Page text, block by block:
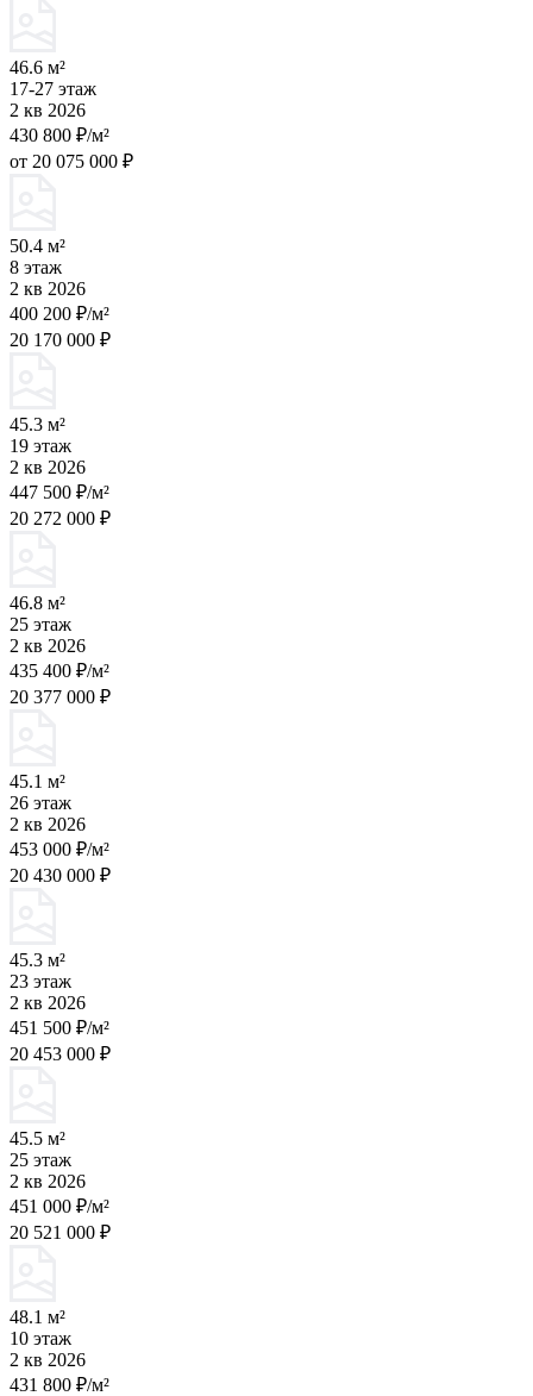
46.6 м²
17-27 этаж
2 кв 2026
430 800 ₽/м²
от 20 075 000 ₽
50.4 м²
8 этаж
2 кв 2026
400 200 ₽/м²
20 170 000 ₽
45.3 м²
19 этаж
2 кв 2026
447 500 ₽/м²
20 272 000 ₽
46.8 м²
25 этаж
2 кв 2026
435 400 ₽/м²
20 377 000 ₽
45.1 м²
26 этаж
2 кв 2026
453 000 ₽/м²
20 430 000 ₽
45.3 м²
23 этаж
2 кв 2026
451 500 ₽/м²
20 453 000 ₽
45.5 м²
25 этаж
2 кв 2026
451 000 ₽/м²
20 521 000 ₽
48.1 м²
10 этаж
2 кв 2026
431 800 ₽/м²